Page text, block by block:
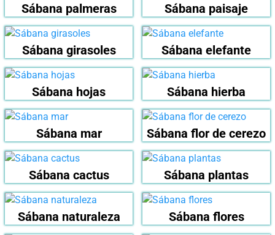
Sábana palmeras Sábana paisaje
Sábana girasoles Sábana elefante
Sábana hojas Sábana hierba
Sábana mar Sábana flor de cerezo
Sábana cactus Sábana plantas
Sábana naturaleza Sábana flores